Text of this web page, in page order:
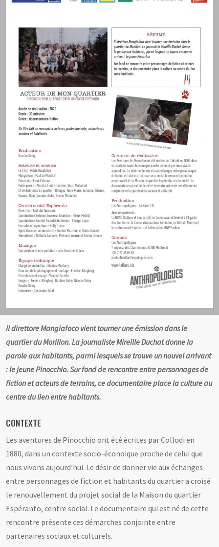
Il direttore Mangiafoco vient tourner une émission dans le
quartier du Morillon. La journaliste Mireille Duchat donne la
parole aux habitants, parmi lesquels se trouve un nouvel arrivant
: le jeune Pinocchio. Sur fond de rencontre entre personnages de
fiction et acteurs de terrains, ce documentaire place la culture au
centre du lien entre habitants.
CONTEXTE
Les aventures de Pinocchio ont été écrites par Collodi en
1880, dans un contexte socio-éconoique proche de celui que
nous vivons aujourd’hui. Le désir de donner vie aux échanges
entre personnages de fiction et habitants du quartier a croisé
le renouvellement du projet social de la Maison du quartier
Espéranto, centre social. Le documentaire qui est né de cette
rencontre présente ces démarches conjointe entre
partenaires sociaux et culturels.